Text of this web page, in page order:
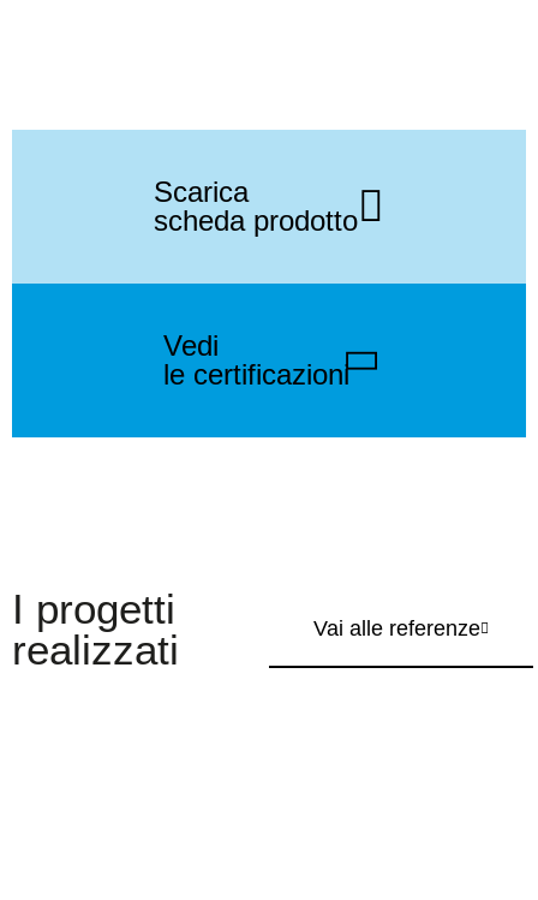
Scarica
scheda prodotto
Vedi
le certificazioni
I progetti
realizzati
Vai alle referenze